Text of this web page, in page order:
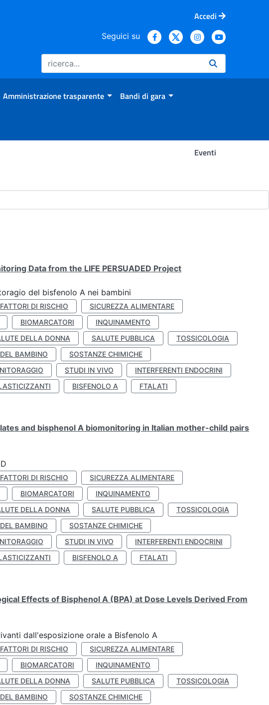
Accedi
Seguici su
Amministrazione trasparente Bandi di gara
Eventi
Data from the LIFE PERSUADED Project
del bisfenolo A nei bambini
FATTORI DI RISCHIO
SICUREZZA ALIMENTARE
BIOMARCATORI
INQUINAMENTO
DELLA DONNA SALUTE PUBBLICA
TOSSICOLOGIA
BAMBINO
SOSTANZE CHIMICHE
STUDI IN VIVO
INTERFERENTI ENDOCRINI
BISFENOLO A
FTALATI
and bisphenol A biomonitoring in Italian mother-child pairs
FATTORI DI RISCHIO
SICUREZZA ALIMENTARE
BIOMARCATORI
INQUINAMENTO
DELLA DONNA SALUTE PUBBLICA
TOSSICOLOGIA
BAMBINO
SOSTANZE CHIMICHE
STUDI IN VIVO
INTERFERENTI ENDOCRINI
BISFENOLO A
FTALATI
Effects of Bisphenol A (BPA) at Dose Levels Derived From
dall'esposizione orale a Bisfenolo A
FATTORI DI RISCHIO
SICUREZZA ALIMENTARE
BIOMARCATORI
INQUINAMENTO
DELLA DONNA SALUTE PUBBLICA
TOSSICOLOGIA
BAMBINO
SOSTANZE CHIMICHE